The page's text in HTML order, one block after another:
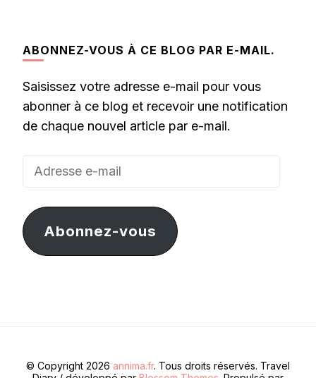
ABONNEZ-VOUS À CE BLOG PAR E-MAIL.
Saisissez votre adresse e-mail pour vous
abonner à ce blog et recevoir une notification
de chaque nouvel article par e-mail.
Adresse
mail
Abonnez-vous
© Copyright 2026 annima.fr. Tous droits réservés. Travel